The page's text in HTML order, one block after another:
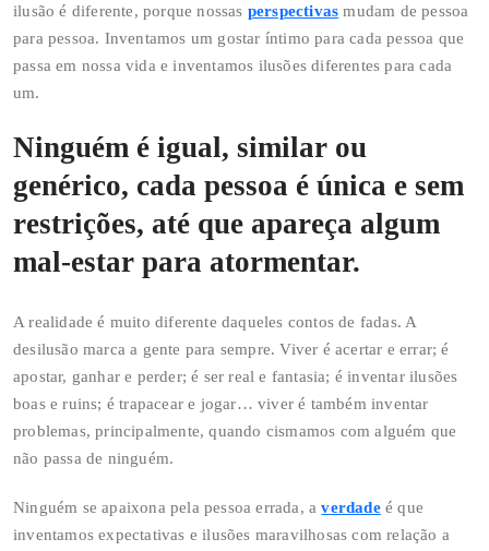
ilusão é diferente, porque nossas perspectivas mudam de pessoa
para pessoa. Inventamos um gostar íntimo para cada pessoa que
passa em nossa vida e inventamos ilusões diferentes para cada
um.
Ninguém é igual, similar ou
genérico, cada pessoa é única e sem
restrições, até que apareça algum
mal-estar para atormentar.
A realidade é muito diferente daqueles contos de fadas. A
desilusão marca a gente para sempre. Viver é acertar e errar; é
apostar, ganhar e perder; é ser real e fantasia; é inventar ilusões
boas e ruins; é trapacear e jogar… viver é também inventar
problemas, principalmente, quando cismamos com alguém que
não passa de ninguém.
Ninguém se apaixona pela pessoa errada, averdadeé que
inventamos expectativas e ilusões maravilhosas com relação a